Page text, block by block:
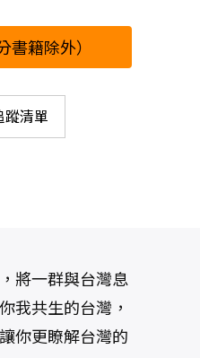
籍除外）
蹤清單
將一群與台灣息
我共生的台灣，
你更瞭解台灣的